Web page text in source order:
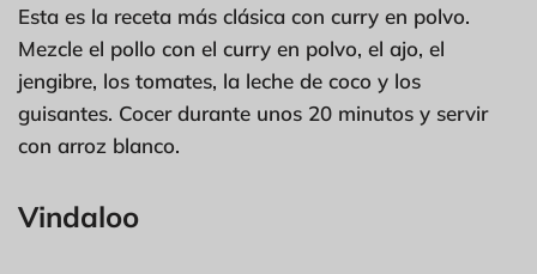
Esta es la receta más clásica con curry en polvo.
Mezcle el pollo con el curry en polvo, el ajo, el
jengibre, los tomates, la leche de coco y los
guisantes. Cocer durante unos 20 minutos y servir
con arroz blanco.
Vindaloo